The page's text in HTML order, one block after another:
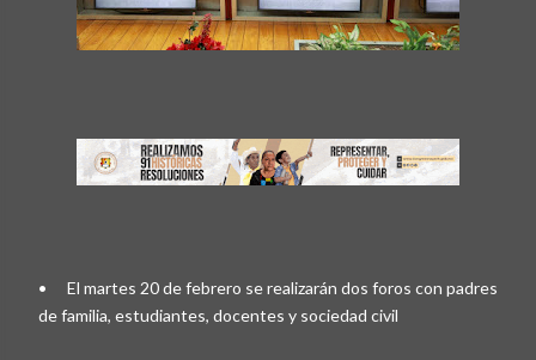
•
El martes 20 de febrero se realizarán dos foros con padres
de familia, estudiantes, docentes y sociedad civil